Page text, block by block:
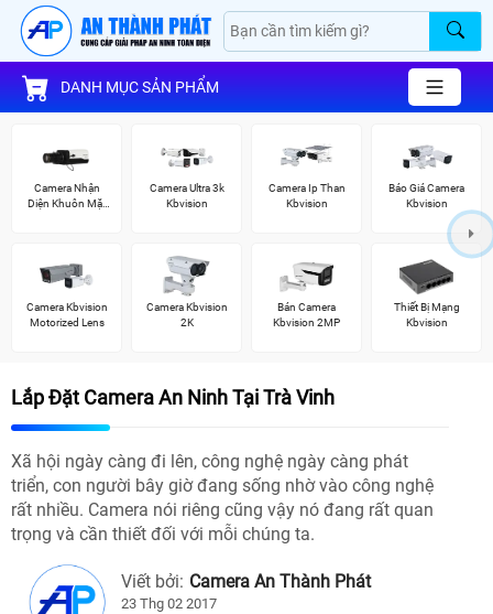
DANH MỤC SẢN PHẨM
Camera Nhận
Diện Khuôn Mặt
Camera Ultra 3k
Kbvision
Camera Ip Than
Kbvision
Báo Giá Camera
Kbvision
Camera Kbvision
Motorized Lens
Camera Kbvision
2K
Bán Camera
Kbvision 2MP
Thiết Bị Mạng
Kbvision
Lắp Đặt Camera An Ninh Tại Trà Vinh
Xã hội ngày càng đi lên, công nghệ ngày càng phát
triển, con người bây giờ đang sống nhờ vào công nghệ
rất nhiều. Camera nói riêng cũng vậy nó đang rất quan
trọng và cần thiết đối với mỗi chúng ta.
Viết bởi: Camera An Thành Phát
23 Thg 02 2017